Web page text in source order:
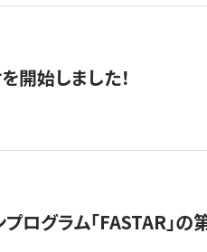
開始しました！
ログラム「FASTAR」